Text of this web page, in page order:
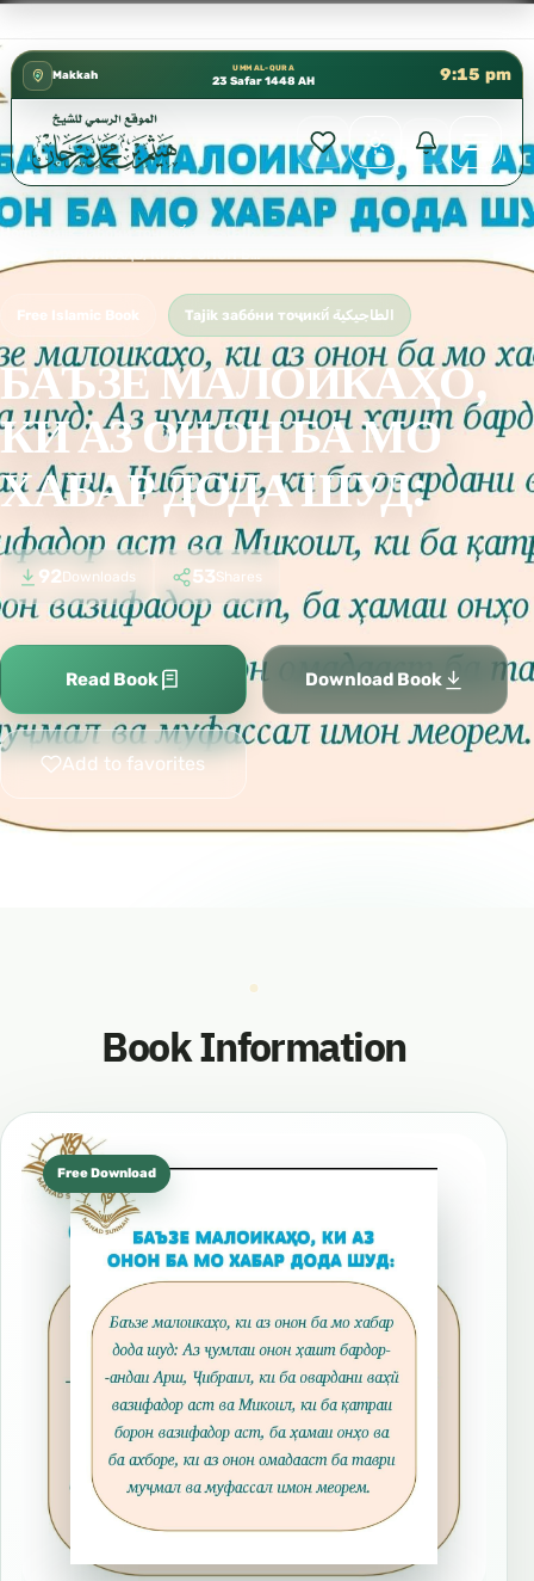
Makkah
UMM AL-QURA
23 Safar 1448 AH 9:15 pm
Home › Tajik забо́ни тоҷикӣ́ الطاجيكية ›
БАЪЗЕ МАЛОИКАҲО, КИ АЗ ОНОН БА МО ХАБАР ДОДА ШУД:
Free Islamic Book Tajik забо́ни тоҷикӣ́ الطاجيكية
БАЪЗЕ МАЛОИКАҲО,
КИ АЗ ОНОН БА МО
ХАБАР ДОДА ШУД:
92 Downloads 53Shares
Read Book Download Book
Add to favorites
Book Information
Free Download